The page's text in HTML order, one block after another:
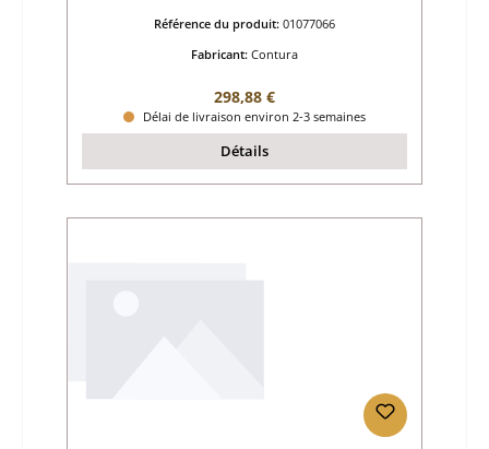
Référence du produit: 01077066
Fabricant: Contura
Prix régulier :
298,88 €
Délai de livraison environ 2-3 semaines
Détails